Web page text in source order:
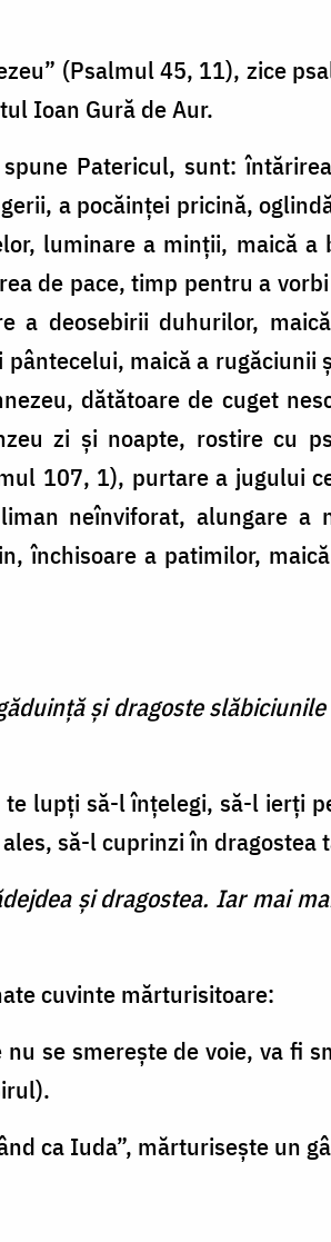
(Psalmul 45, 11), zice
Ioan Gură de Aur.
Patericul, sunt:
a pocăinţei pricină,
luminare a minţii, maică a
de pace, timp pentru a
a deosebirii duhurilor,
maică a
dătătoare de cuget
zi şi noapte, rostire cu
107, 1), purtare a jugului
neînviforat, alungare a
închisoare a patimilor,
și dragoste
lupţi să-l înţelegi, să-l ierţi
să-l cuprinzi în dragostea
şi dragostea. Iar mai
cuvinte mărturisitoare:
se smereşte de voie, va fi
ca Iuda”, mărturiseşte un